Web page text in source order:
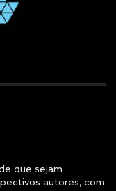
que sejam
autores, com